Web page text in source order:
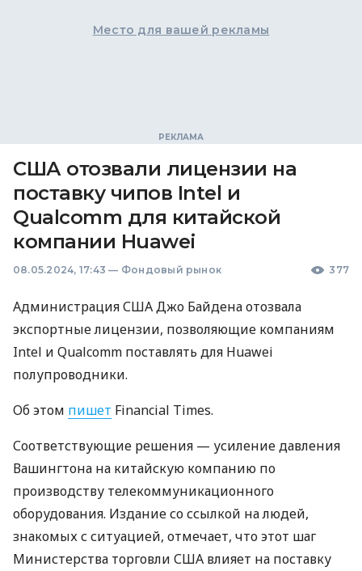
Место для вашей рекламы
США отозвали лицензии на
поставку чипов Intel и
Qualcomm для китайской
компании Huawei
08.05.2024, 17:43 — Фондовый рынок 377
Администрация США Джо Байдена отозвала
экспортные лицензии, позволяющие компаниям
Intel и Qualcomm поставлять для Huawei
полупроводники.
Об этом пишет Financial Times.
Соответствующие решения — усиление давления
Вашингтона на китайскую компанию по
производству телекоммуникационного
оборудования. Издание со ссылкой на людей,
знакомых с ситуацией, отмечает, что этот шаг
Министерства торговли США влияет на поставку